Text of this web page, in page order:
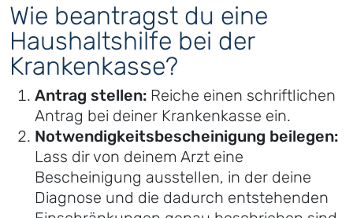
Wie beantragst du eine
Haushaltshilfe bei der
Krankenkasse?
Antrag stellen: Reiche einen schriftlichen
Antrag bei deiner Krankenkasse ein.
Notwendigkeitsbescheinigung beilegen:
Lass dir von deinem Arzt eine
Bescheinigung ausstellen, in der deine
Diagnose und die dadurch entstehenden